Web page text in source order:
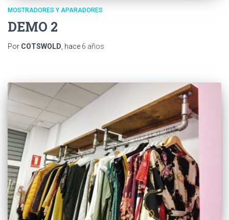
MOSTRADORES Y APARADORES
DEMO 2
Por COTSWOLD, hace 6 años